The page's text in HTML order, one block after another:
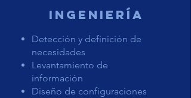
INGENIERÍA
Detección y definición de
necesidades
Levantamiento de
información
Diseño de configuraciones